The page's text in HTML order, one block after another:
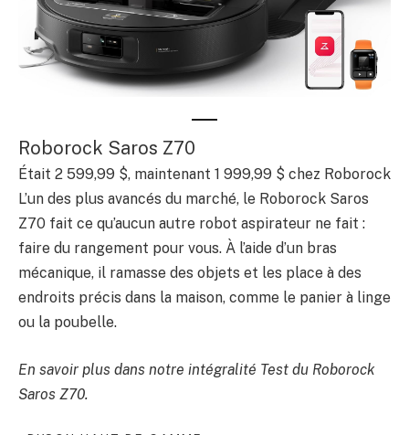
Roborock Saros Z70
Était 2 599,99 $, maintenant 1 999,99 $ chez Roborock
L’un des plus avancés du marché, le Roborock Saros
Z70 fait ce qu’aucun autre robot aspirateur ne fait :
faire du rangement pour vous. À l’aide d’un bras
mécanique, il ramasse des objets et les place à des
endroits précis dans la maison, comme le panier à linge
ou la poubelle.
En savoir plus dans notre intégralité Test du Roborock
Saros Z70.